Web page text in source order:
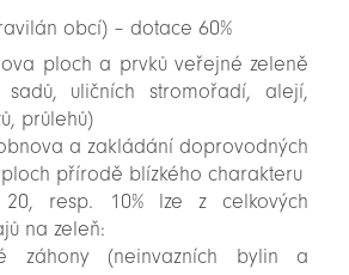
obcí) – dotace 60%
ploch a prvků veřejné zeleně
sadů, uličních stromořadí, alejí,
průlehů)
a zakládání doprovodných
přírodě blízkého charakteru
resp. 10% lze z celkových
na zeleň:
záhony (neinvazních bylin a